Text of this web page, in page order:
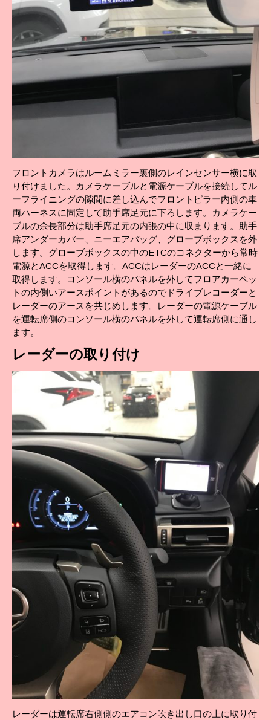
フロントカメラはルームミラー裏側のレインセンサー横に取
り付けました。カメラケーブルと電源ケーブルを接続してル
ーフライニングの隙間に差し込んでフロントピラー内側の車
両ハーネスに固定して助手席足元に下ろします。カメラケー
ブルの余長部分は助手席足元の内張の中に収まります。助手
席アンダーカバー、ニーエアバッグ、グローブボックスを外
します。グローブボックスの中のETCのコネクターから常時
電源とACCを取得します。ACCはレーダーのACCと一緒に
取得します。コンソール横のパネルを外してフロアカーペッ
トの内側いアースポイントがあるのでドライブレコーダーと
レーダーのアースを共じめします。レーダーの電源ケーブル
を運転席側のコンソール横のパネルを外して運転席側に通し
ます。
レーダーの取り付け
レーダーは運転席右側側のエアコン吹き出し口の上に取り付